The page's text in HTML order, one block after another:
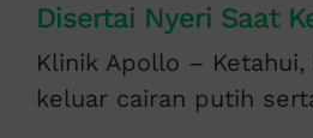
Disertai Nyeri Saat
Klinik Apollo –
keluar cairan putih